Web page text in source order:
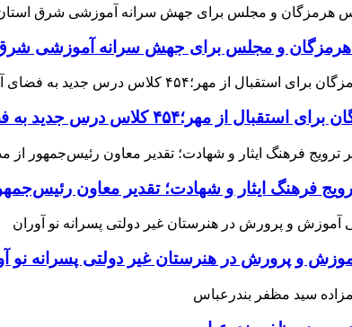
و مجلس برای جهش سرانه آموزشی شرق استان/ بهره‌برداری
درس جدید به فضای آموزشی استان افزوده می‌شود
فرهنگ ایثار و شهادت؛ تقدیر معاون
و پرورش در هنرستان غیر دولتی پسرانه نو